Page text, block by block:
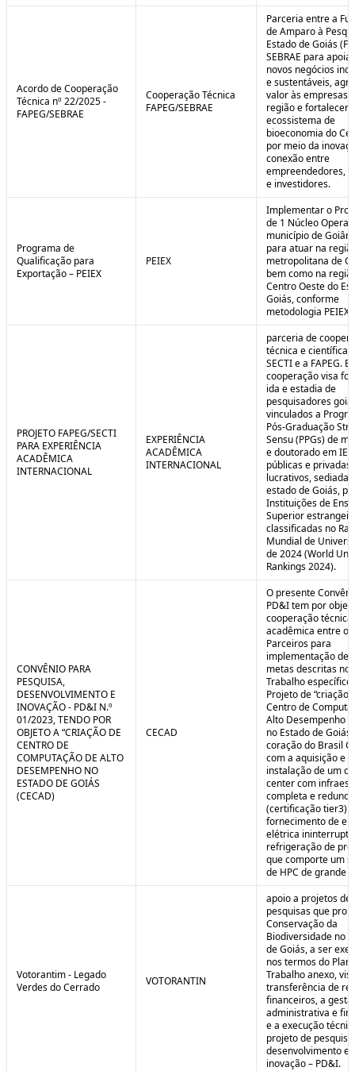
Acordo de Cooperação
Técnica nº 22/2025 -
FAPEG/SEBRAE
Cooperação Técnica
FAPEG/SEBRAE
Parceria entre a
de Amparo à
Estado de Goiás
SEBRAE para
novos negócios
e sustentáveis,
valor às empresas
região e fortalecer
ecossistema de
bioeconomia do
por meio da
conexão entre
empreendedores,
e investidores.
Programa de
Qualificação para
Exportação – PEIEX
PEIEX
Implementar o
de 1 Núcleo
município de
para atuar na
metropolitana de
bem como na
Centro Oeste do
Goiás, conforme
metodologia PEIEX.
PROJETO FAPEG/SECTI
PARA EXPERIÊNCIA
ACADÊMICA
INTERNACIONAL
EXPERIÊNCIA
ACADÊMICA
INTERNACIONAL
parceria de
técnica e científica
SECTI e a FAPEG.
cooperação visa
ida e estadia de
pesquisadores
vinculados a
Pós-Graduação
Sensu (PPGs) de
e doutorado em IES
públicas e privadas
lucrativos,
estado de Goiás,
Instituições de
Superior
classificadas no
Mundial de
de 2024 (World
Rankings 2024).
CONVÊNIO PARA
PESQUISA,
DESENVOLVIMENTO E
INOVAÇÃO - PD&I N.º
01/2023, TENDO POR
OBJETO A “CRIAÇÃO DE
CENTRO DE
COMPUTAÇÃO DE ALTO
DESEMPENHO NO
ESTADO DE GOIÁS
(CECAD)
CECAD
O presente
PD&I tem por
cooperação técnica
acadêmica entre os
Parceiros para
implementação de
metas descritas no
Trabalho específico
Projeto de “criação
Centro de
Alto Desempenho
no Estado de
coração do Brasil
com a aquisição e
instalação de um
center com
completa e
(certificação tier3)
fornecimento de
elétrica
refrigeração de
que comporte um
de HPC de grande
Votorantim - Legado
Verdes do Cerrado
VOTORANTIN
apoio a projetos de
pesquisas que
Conservação da
Biodiversidade no
de Goiás, a ser
nos termos do
Trabalho anexo,
transferência de
financeiros, a
administrativa e
e a execução
projeto de pesquisa,
desenvolvimento e
inovação – PD&I.